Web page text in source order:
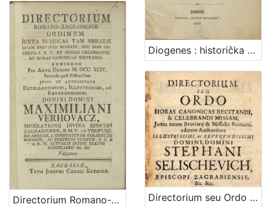
Diogenes : historička pripoviest XVIII. vieka / napisao August Šenoa
Directorium Romano-Zagrabiense ordinem juxta rubricas tam Missalis quam Breviarii Romani, nec non decreta s. r. c. et Missas celebrandi et horas canonicas recitandi : exhibens pro anno Domini M. DCC. XCIV. secundo post Bissextilem / jussu et authoritate ... Maximiliani Verhovacz, miseratione divina episcopi Zagrabiensis, ... Directorium seu Ordo horas canonicas recitandi, & celebrandi Missam, juxta ritum Breviarij & Missalis Romani : In usum ejusdem Dioeceseos, cum propriis Sanctorum Patronorum festis. Pro anno Domini post bissextilem tertio